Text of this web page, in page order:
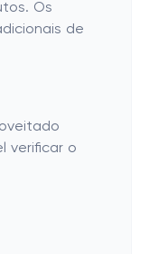
Os
de
verificar o